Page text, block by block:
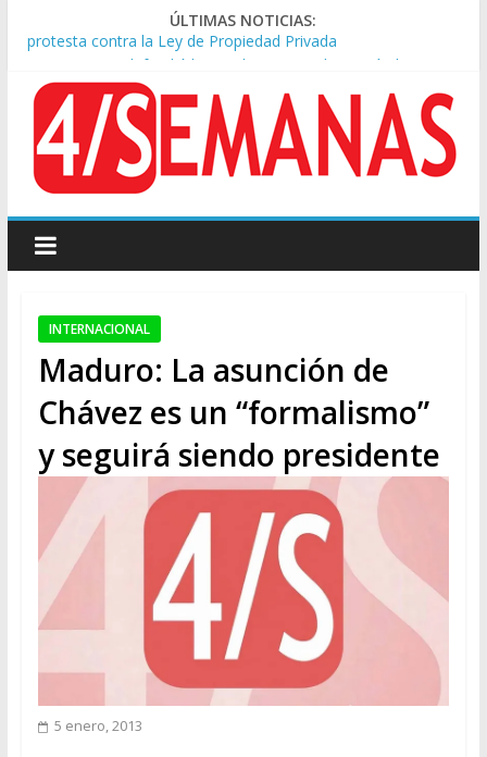
ÚLTIMAS NOTICIAS:
Sturzenegger defendió la Ley de Tierras y lamentó el retiro
Tras la aprobación de la ley de propiedad privada, Bullrich
apuntó: “Vino un poco endiablada”
Kicillof asistió a San Cayetano y criticó al Gobierno por la ley
de propiedad privada
Condenaron a la red social Meta a pagar US$567 millones por
Represión frente al Congreso: tres detenidos durante la
protesta contra la Ley de Propiedad Privada
INTERNACIONAL
Maduro: La asunción de
Chávez es un “formalismo”
y seguirá siendo presidente
5 enero, 2013